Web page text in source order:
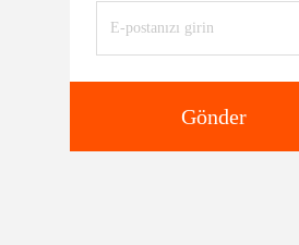
Gönder